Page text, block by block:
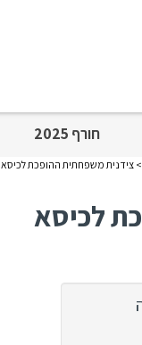
חורף 2025
צידנית משפחתית ההופכת לכיסא
לכיסא